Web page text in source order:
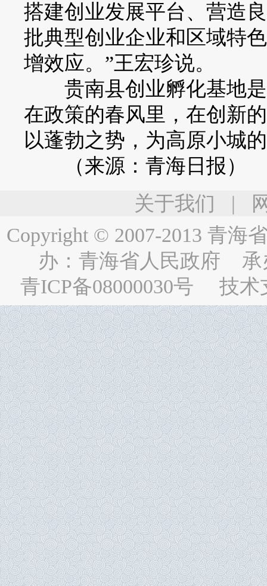
搭建创业发展平台、营造
批典型创业企业和区域特
增效应。”王宏珍说。
贵南县创业孵化基地是
在政策的春风里，在创新
以蓬勃之势，为高原小城
（来源：青海日报）
关于我们 |
Copyright © 2007-2013 青海
办： 青海省人民政府 承
青ICP备08000030号 技术